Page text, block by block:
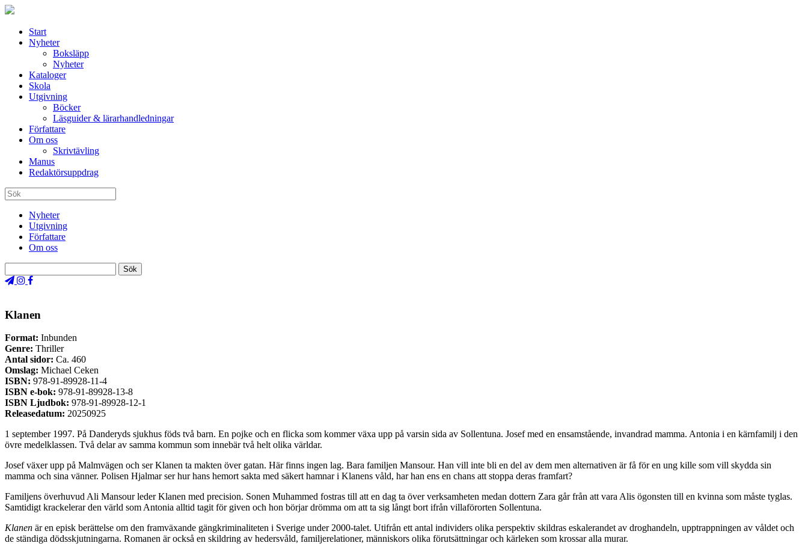
Start
Nyheter
Boksläpp
Nyheter
Kataloger
Skola
Utgivning
Böcker
Läsguider & lärarhandledningar
Författare
Om oss
Skrivtävling
Manus
Redaktörsuppdrag
Nyheter
Utgivning
Författare
Om oss
Klanen
Format: Inbunden
Genre: Thriller
Antal sidor: Ca. 460
Omslag: Michael Ceken
ISBN: 978-91-89928-11-4
ISBN e-bok: 978-91-89928-13-8
ISBN Ljudbok: 978-91-89928-12-1
Releasedatum: 20250925
1 september 1997. På Danderyds sjukhus föds två barn. En pojke och en flicka som kommer växa upp på varsin sida av Sollentuna. Josef med en ensamstående, invandrad mamma. Antonia i en kärnfamilj i den
övre medelklassen. Två delar av samma kommun som innebär två helt olika världar.
Josef växer upp på Malmvägen och ser Klanen ta makten över gatan. Här finns ingen lag. Bara familjen Mansour. Han vill inte bli en del av dem men alternativen är få för en ung kille som vill skydda sin
mamma och sina vänner. Polisen Hjalmar ser hur hans hemort sakta med säkert hamnar i Klanens våld, har han ens en chans att stoppa deras framfart?
Familjens överhuvud Ali Mansour leder Klanen med precision. Sonen Muhammed fostras till att en dag ta över verksamheten medan dottern Zara går från att vara Alis ögonsten till en kvinna som måste tyglas.
Samtidigt krackelerar den värld som Antonia alltid tagit för given och hon börjar drömma om att ta sig långt bort ifrån villaförorten Sollentuna.
Klanen är en episk berättelse om den framväxande gängkriminaliteten i Sverige under 2000-talet. Utifrån ett antal individers olika perspektiv skildras eskalerandet av droghandeln, upptrappningen av våldet och
de ständiga dödsskjutningarna. Romanen är också en skildring av hedersvåld, familjerelationer, människors olika förutsättningar och kärleken som krossar alla murar.